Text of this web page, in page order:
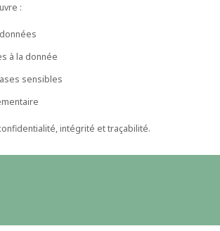
:
à la donnée
sensibles
intégrité et traçabilité.